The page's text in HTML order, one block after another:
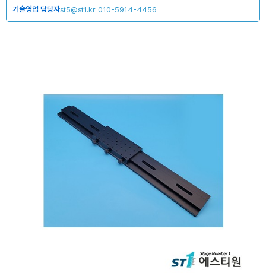
기술영업 담당자st5@st1.kr 010-5914-4456